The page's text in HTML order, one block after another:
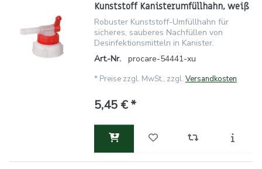
Kunststoff Kanisterumfüllhahn, weiß
Robuster Kunststoff-Umfüllhahn für
sicheres, sauberes Nachfüllen von
Desinfektionsmitteln in Kanister.
Art.-Nr.
procare-54441-xu
* Preise zzgl. MwSt., zzgl. Versandkosten
5,45 € *